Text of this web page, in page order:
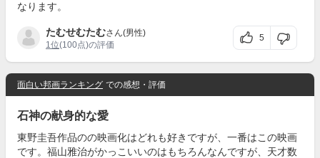
なります。
たむせむたむさん(男性)
1位(100点)の評価
5
面白い邦画ランキング での感想・評価
石神の献身的な愛
東野圭吾作品のの映画化はどれも好きですが、一番はこの映画
です。福山雅治がかっこいいのはもちろんなんですが、天才数